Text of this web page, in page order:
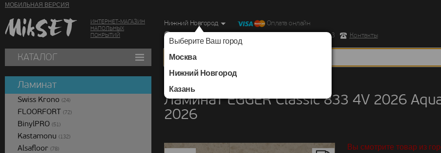
МОБИЛЬНАЯ ВЕРСИЯ
ИНТЕРНЕТ-МАГАЗИН
НАПОЛЬНЫХ
ПОКРЫТИЙ
Нижний Новгород
Выберите Ваш город
Москва
Нижний Новгород
Казань
Оплата онлайн
г. Нижний Новгород, Ул. Республиканская д.43 корпус 3
Контакты
КАТАЛОГ
Ламинат EGGER Classic 833 4V 2026
2026
Вы смотрите товар из
Ламинат
Swiss Krono (24)
FLOORFORT (72)
BinylPRO (51)
Kastamonu (132)
Alsafloor (78)